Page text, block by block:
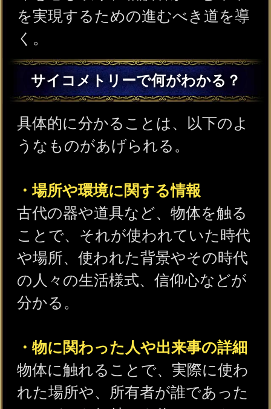
・物に関わった人や出来事の詳細
物体に触れることで、実際に使わ
れた場所や、所有者が誰であった
かそして、その時どんな出来事が
あったのかが分かる。
・現在の状況や未来の示唆
ネルギー（例えば、喜び、怒り、
たそのれらのエネルギーの流れを
読み解くことで今後の未来につい
ても感じ取ることができる。